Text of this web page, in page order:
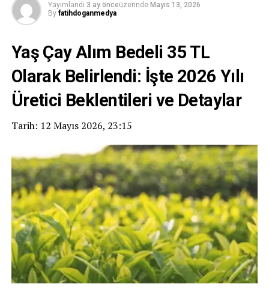
Yayımlandı 3 ay önceüzerinde Mayıs 13, 2026
By fatihdoganmedya
Yaş Çay Alım Bedeli 35 TL
Olarak Belirlendi: İşte 2026 Yılı
Üretici Beklentileri ve Detaylar
Tarih: 12 Mayıs 2026, 23:15